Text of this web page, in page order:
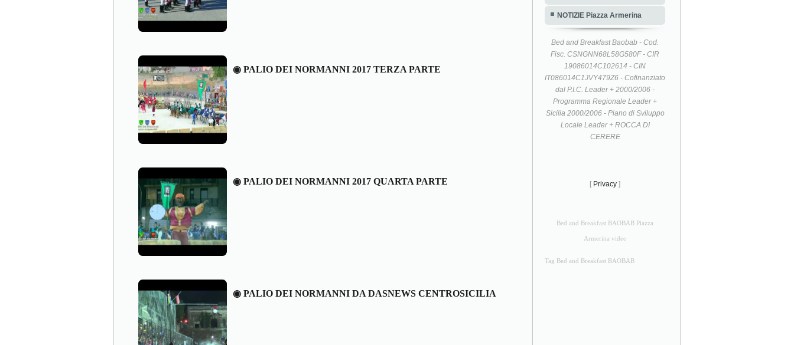
◉ PALIO DEI NORMANNI 2017 TERZA PARTE
◉ PALIO DEI NORMANNI 2017 QUARTA PARTE
◉ PALIO DEI NORMANNI DA DASNEWS CENTROSICILIA
NOTIZIE Piazza Armerina
Bed and Breakfast Baobab - Cod.
Fisc. CSNGNN68L58G580F - CIR
19086014C102614 - CIN
IT086014C1JVY479Z6 - Cofinanziato
dal P.I.C. Leader + 2000/2006 -
Programma Regionale Leader +
Sicilia 2000/2006 - Piano di Sviluppo
Locale Leader + ROCCA DI
CERERE
[ Privacy ]
Bed and Breakfast BAOBAB Piazza
Armerina video
Tag Bed and Breakfast BAOBAB